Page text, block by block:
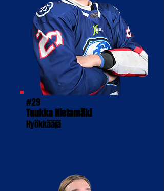
#29
Tuukka Hietamäki
Hyökkääjä